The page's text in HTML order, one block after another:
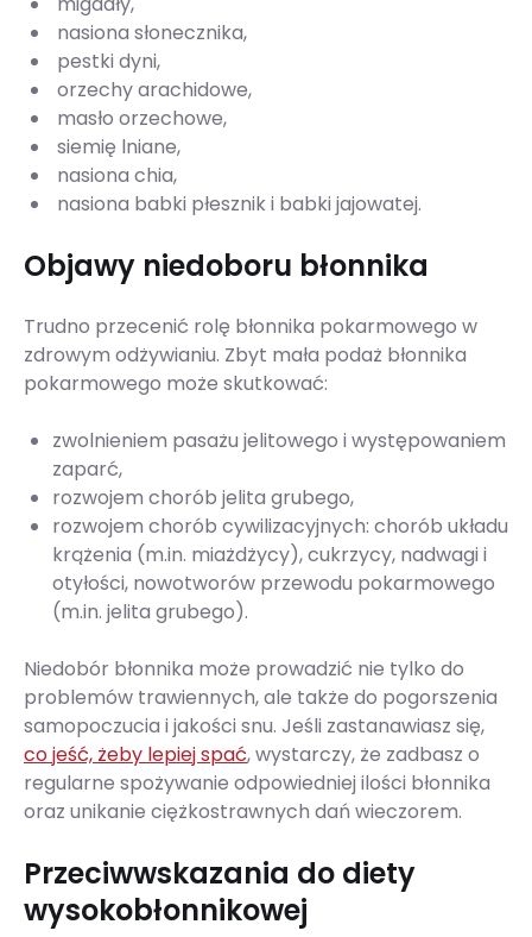
nasiona słonecznika,
pestki dyni,
orzechy arachidowe,
masło orzechowe,
siemię lniane,
nasiona chia,
nasiona babki płesznik i babki jajowatej.
Objawy niedoboru błonnika
Trudno przecenić rolę błonnika pokarmowego w
zdrowym odżywianiu. Zbyt mała podaż błonnika
pokarmowego może skutkować:
zwolnieniem pasażu jelitowego i występowaniem
zaparć,
rozwojem chorób jelita grubego,
rozwojem chorób cywilizacyjnych: chorób układu
krążenia (m.in. miażdżycy), cukrzycy, nadwagi i
otyłości, nowotworów przewodu pokarmowego
(m.in. jelita grubego).
Niedobór błonnika może prowadzić nie tylko do
problemów trawiennych, ale także do pogorszenia
samopoczucia i jakości snu. Jeśli zastanawiasz się,
co jeść, żeby lepiej spać, wystarczy, że zadbasz o
regularne spożywanie odpowiedniej ilości błonnika
oraz unikanie ciężkostrawnych dań wieczorem.
Przeciwwskazania do diety
wysokobłonnikowej